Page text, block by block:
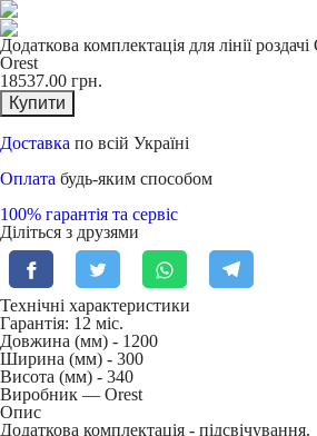
Додаткова комплектація для лінії
Orest
18537.00 грн.
Купити
Доставка по всій Україні
Оплата будь-яким способом
100% гарантія та сервіс
Діліться з друзями
Технічні характеристики
Гарантія: 12 міс.
Довжина (мм) - 1200
Ширина (мм) - 300
Висота (мм) - 340
Виробник — Orest
Опис
Додаткова комплектація - підсвічування.